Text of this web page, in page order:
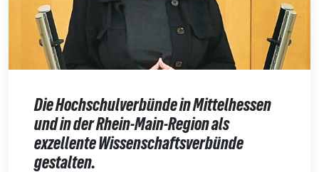
Die Hochschulverbünde in Mittelhessen
und in der Rhein-Main-Region als
exzellente Wissenschaftsverbünde
gestalten.